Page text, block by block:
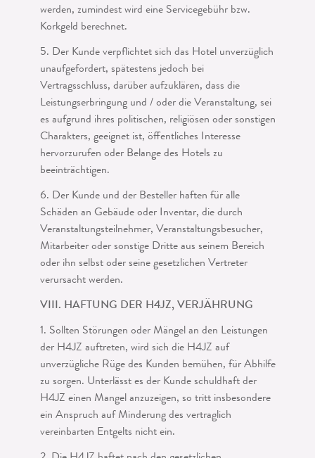
werden, zumindest wird eine Servicegebühr bzw.
Kork­geld berechnet.
5. Der Kunde verpflichtet sich das Hotel unverzüglich
unaufgefordert, spätestens jedoch bei
Vertragsschluss, darüber aufzuklären, dass die
Leistungserbringung und / oder die Veranstaltung, sei
es aufgrund ihres politischen, religiösen oder sonstigen
Charakters, geeignet ist, öffentliches Interesse
hervorzurufen oder Belange des Ho­tels zu
beeinträchtigen.
6. Der Kunde und der Besteller haften für alle
Schäden an Gebäude oder Inven­tar, die durch
Veranstaltungsteilnehmer, Veranstaltungsbesucher,
Mitarbeiter oder sonstige Dritte aus seinem Bereich
oder ihn selbst oder seine gesetzlichen Vertreter
verursacht werden.
VIII. HAFTUNG DER H4JZ, VERJÄHRUNG
1. Sollten Störungen oder Mängel an den Leistungen
der H4JZ auftreten, wird sich die H4JZ auf
unverzügliche Rüge des Kunden bemühen, für Abhilfe
zu sorgen. Unterlässt es der Kunde schuldhaft der
H4JZ einen Mangel anzuzeigen, so tritt insbesondere
ein Anspruch auf Minderung des vertraglich
vereinbarten Entgelts nicht ein.